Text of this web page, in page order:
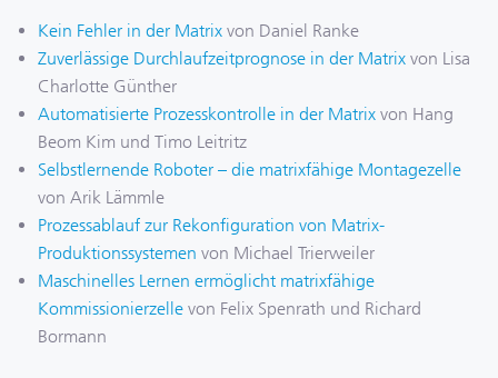
Kein Fehler in der Matrix von Daniel Ranke
Zuverlässige Durchlaufzeitprognose in der Matrix von Lisa
Charlotte Günther
Automatisierte Prozesskontrolle in der Matrix von Hang
Beom Kim und Timo Leitritz
Selbstlernende Roboter – die matrixfähige Montagezelle
von Arik Lämmle
Prozessablauf zur Rekonfiguration von Matrix-
Produktionssystemen von Michael Trierweiler
Maschinelles Lernen ermöglicht matrixfähige
Kommissionierzelle von Felix Spenrath und Richard
Bormann